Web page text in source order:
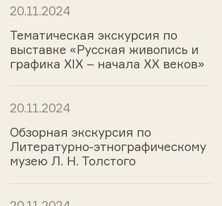
20.11.2024
Тематическая экскурсия по
выставке «Русская живопись и
графика ХIХ – начала ХХ веков»
20.11.2024
Обзорная экскурсия по
Литературно-этнографическому
музею Л. Н. Толстого